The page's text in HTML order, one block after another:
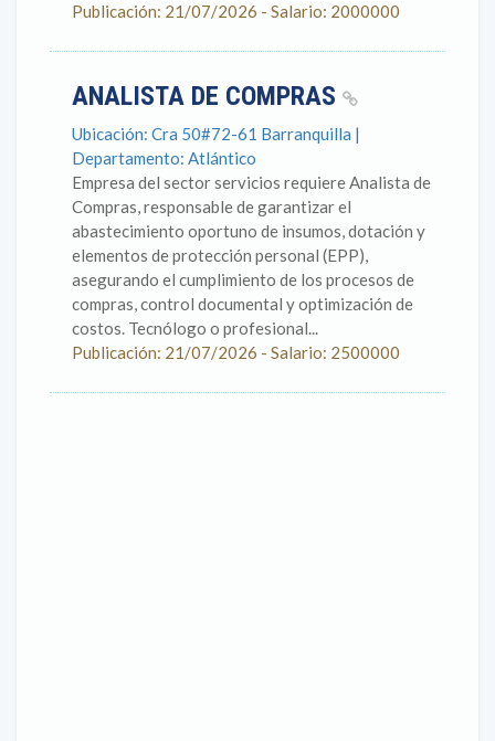
Publicación: 21/07/2026 - Salario: 2000000
ANALISTA DE COMPRAS
Ubicación: Cra 50#72-61 Barranquilla |
Departamento: Atlántico
Empresa del sector servicios requiere Analista de
Compras, responsable de garantizar el
abastecimiento oportuno de insumos, dotación y
elementos de protección personal (EPP),
asegurando el cumplimiento de los procesos de
compras, control documental y optimización de
costos. Tecnólogo o profesional...
Publicación: 21/07/2026 - Salario: 2500000